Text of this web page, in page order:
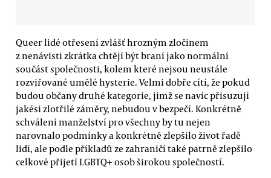
Queer lidé otřesení zvlášť hrozným zločinem
z nenávisti zkrátka chtějí být braní jako normální
součást společnosti, kolem které nejsou neustále
rozviřované umělé hysterie. Velmi dobře cítí, že pokud
budou občany druhé kategorie, jimž se navíc přisuzují
jakési zlotřilé záměry, nebudou v bezpečí. Konkrétně
schválení manželství pro všechny by tu nejen
narovnalo podmínky a konkrétně zlepšilo život řadě
lidí, ale podle příkladů ze zahraničí také patrně zlepšilo
celkové přijetí LGBTQ+ osob širokou společností.